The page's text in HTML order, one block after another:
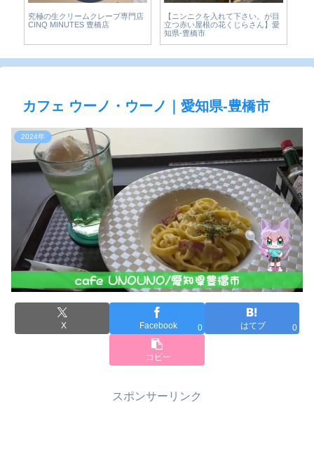
究極の生クリームクレープ専門店
CINQ MINUTES 豊橋店
【ニンニクを入れて下さい。が目
立つ赤い屋根の花くじらさん】愛
知県-豊橋市
カフェ ウーノ・ウーノ｜愛知県-豊橋市
2024年
X Facebook 0 はてブ 0
コピー
スポンサーリンク